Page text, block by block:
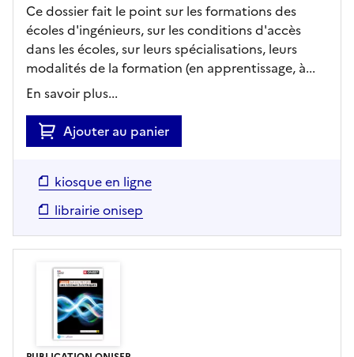
Ce dossier fait le point sur les formations des
écoles d'ingénieurs, sur les conditions d'accès
dans les écoles, sur leurs spécialisations, leurs
modalités de la formation (en apprentissage, à...
En savoir plus...
Ajouter au panier
kiosque en ligne
librairie onisep